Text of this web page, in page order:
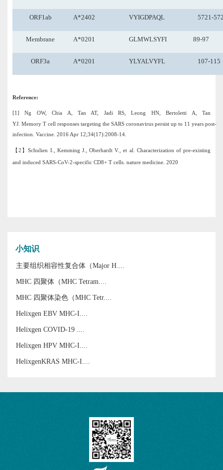
ORF1ab A*2402 VYIGDPAQL 5721-
Membrane A*0201 GLMWLSYFI 89-97
ORF3a A*0201 YLYALVYFL 107-115
Reference:
[1]Ng OW, Chia A, Tan AT, Jadi RS, Leong HN, Bertoletti A, Tan
YJ. Memory T cell responses targeting the SARS coronavirus persist up to 11 years post-
infection. Vaccine. 2016 Apr 12;34(17):2008-14.
【2】Schulien I., Kemming J., Oberhardt V., et al. Characterization of pre-existing
and induced SARS-CoV-2-specific CD8+ T cells. nature medicine. 2020
小知识
主要组织相容性复合体（Major H....
MHC 四聚体（MHC Tetram....
MHC 四聚体染色（MHC Tetr....
Helixgen EBV MHC-I....
Helixgen COVID-19 ....
Helixgen HPV MHC-I....
HelixgenKRAS MHC-I....